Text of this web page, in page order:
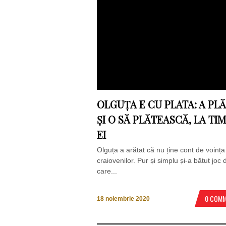
OLGUȚA E CU PLATA: A
ȘI O SĂ PLĂTEASCĂ, LA
EI
Olguța a arătat că nu ține cont de voința
craiovenilor. Pur și simplu și-a bătut joc
care...
18 noiembrie 2020 0